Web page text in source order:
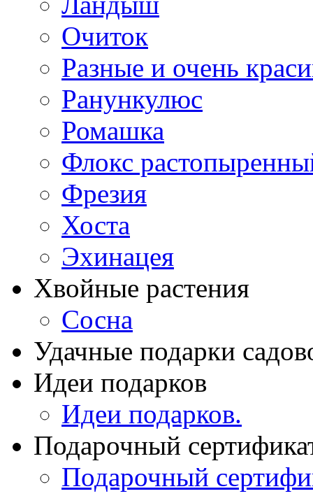
Очиток
Разные и очень
Ранункулюс
Ромашка
Флокс
Фрезия
Хоста
Эхинацея
Хвойные растения
Сосна
Удачные подарки
Идеи подарков
Идеи подарков.
Подарочный
Подарочный